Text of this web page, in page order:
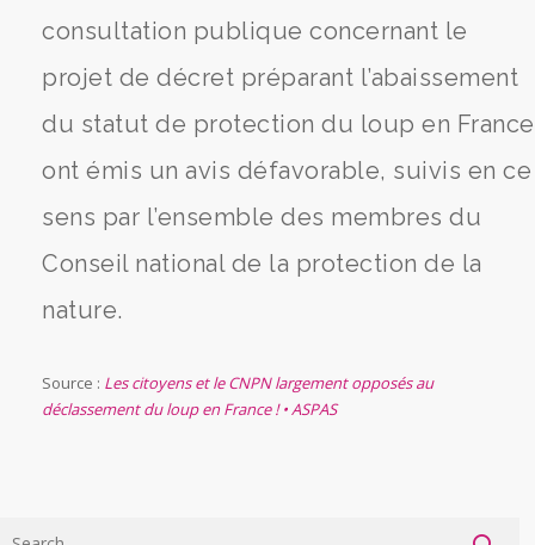
consultation publique concernant le
projet de décret préparant l’abaissement
du statut de protection du loup en France
ont émis un avis défavorable, suivis en ce
sens par l’ensemble des membres du
Conseil national de la protection de la
nature.
Source : Les citoyens et le CNPN largement opposés au
déclassement du loup en France ! • ASPAS